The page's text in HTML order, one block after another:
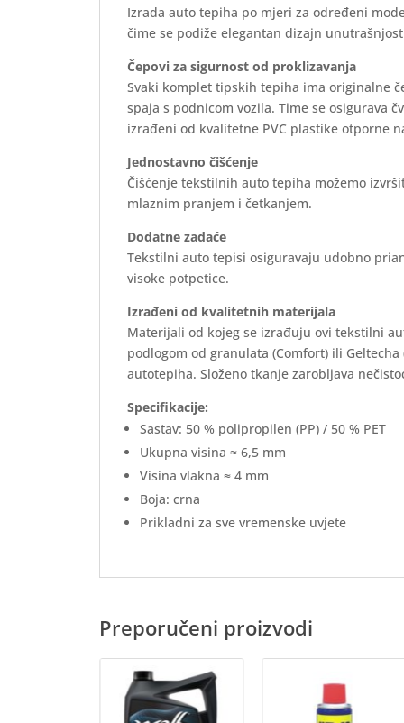
Izrada auto tepiha po mjeri za određeni
čime se podiže elegantan dizajn
Čepovi za sigurnost od proklizavanja
Svaki komplet tipskih tepiha ima originalne
spaja s podnicom vozila. Time se osigurava
izrađeni od kvalitetne PVC plastike otporne
Jednostavno čišćenje
Čišćenje tekstilnih auto tepiha možemo
mlaznim pranjem i četkanjem.
Dodatne zadaće
Tekstilni auto tepisi osiguravaju udobno
visoke potpetice.
Izrađeni od kvalitetnih materijala
Materijali od kojeg se izrađuju ovi tekstilni
podlogom od granulata (Comfort) ili
autotepiha. Složeno tkanje zarobljava
Specifikacije:
Sastav: 50 % polipropilen (PP) / 50 % PET
Ukupna visina ≈ 6,5 mm
Visina vlakna ≈ 4 mm
Boja: crna
Prikladni za sve vremenske uvjete
Preporučeni proizvodi